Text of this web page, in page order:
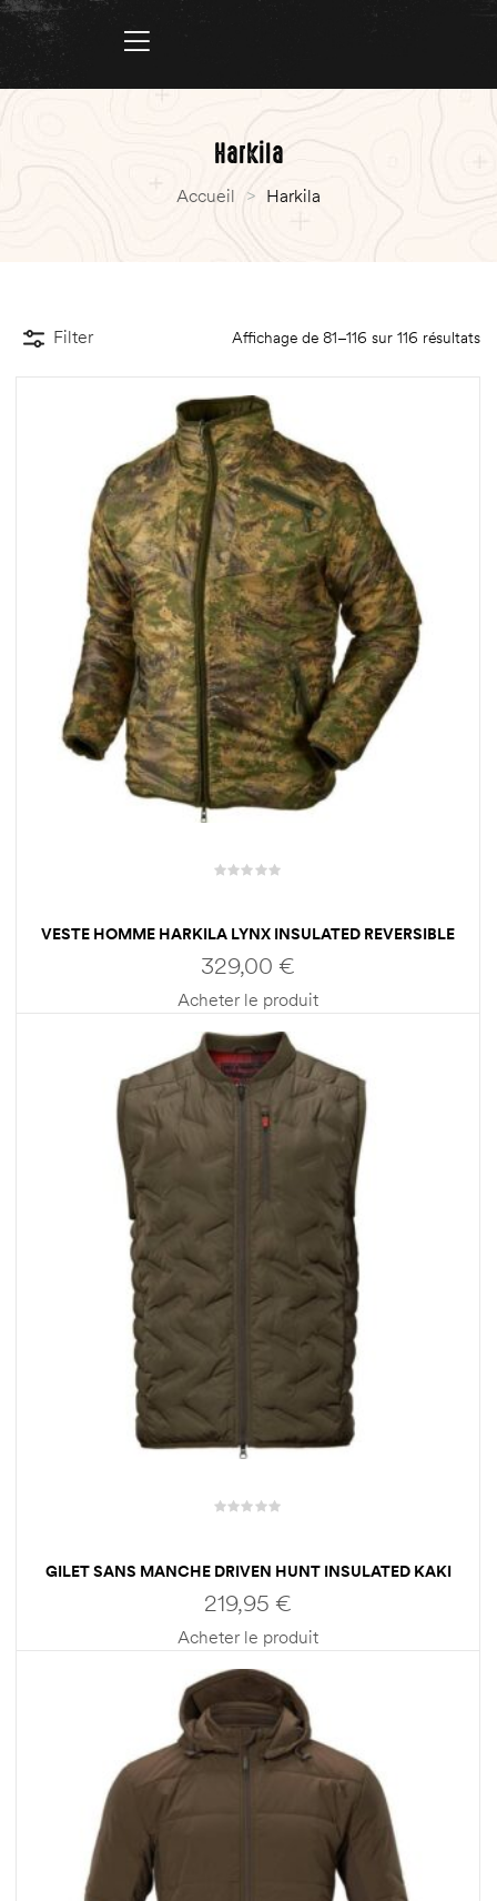
Harkila
Accueil > Harkila
Filter Affichage de 81–116 sur 116 résultats
VESTE HOMME HARKILA LYNX INSULATED REVERSIBLE
329,00 €
Acheter le produit
GILET SANS MANCHE DRIVEN HUNT INSULATED KAKI
HOMME HARKILA
219,95 €
Acheter le produit